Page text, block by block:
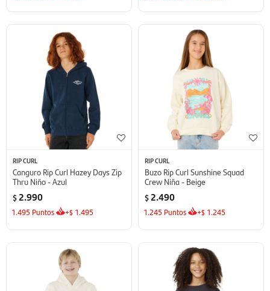
RIP CURL
Canguro Rip Curl Hazey Days Zip
Thru Niño - Azul
$ 2.990
1.495 Puntos +$ 1.495
RIP CURL
Buzo Rip Curl Sunshine Squad
Crew Niña - Beige
$ 2.490
1.245 Puntos +$ 1.245